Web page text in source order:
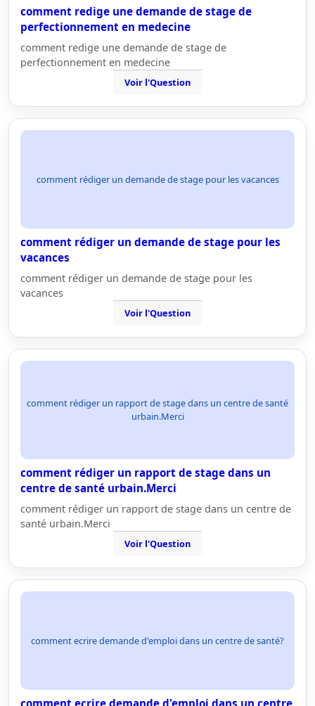
comment redige une demande de stage de
perfectionnement en medecine
comment redige une demande de stage de
perfectionnement en medecine
Voir l'Question
comment rédiger un demande de stage pour les vacances
comment rédiger un demande de stage pour les
vacances
comment rédiger un demande de stage pour les
vacances
Voir l'Question
comment rédiger un rapport de stage dans un centre de santé
urbain.Merci
comment rédiger un rapport de stage dans un
centre de santé urbain.Merci
comment rédiger un rapport de stage dans un centre de
santé urbain.Merci
Voir l'Question
comment ecrire demande d'emploi dans un centre de santé?
comment ecrire demande d'emploi dans un centre